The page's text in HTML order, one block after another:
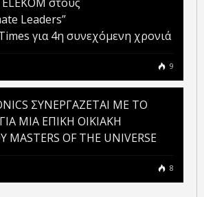
Leaders”
για 4η συνεχόμενη χρονιά
9
ΣΥΝΕΡΓΑΖΕΤΑΙ ΜΕ ΤΟ
ΜΙΑ ΕΠΙΚΗ ΟΙΚΙΑΚΗ
OF THE UNIVERSE
8